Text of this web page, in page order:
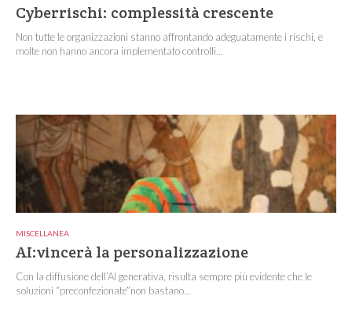
Cyberrischi: complessità crescente
Non tutte le organizzazioni stanno affrontando adeguatamente i rischi, e
molte non hanno ancora implementato controlli...
MISCELLANEA
AI:vincerà la personalizzazione
Con la diffusione dell’AI generativa, risulta sempre più evidente che le
soluzioni “preconfezionate”non bastano...